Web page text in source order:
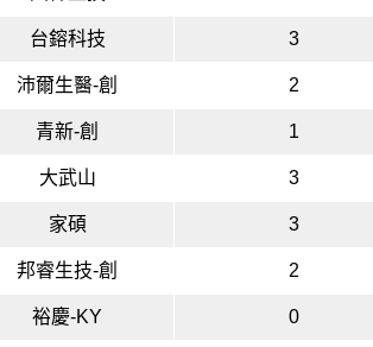
台鎔科技 3
沛爾生醫-創 2
青新-創 1
大武山 3
家碩 3
邦睿生技-創 2
裕慶-KY 0